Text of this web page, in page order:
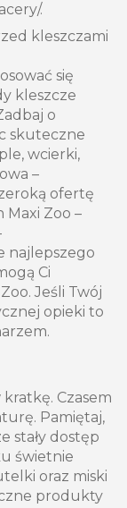
.
kleszczami
się
kleszcze
o
skuteczne
wcierki,
–
ofertę
Zoo –
najlepszego
Ci
Jeśli Twój
opieki to
Czasem
Pamiętaj,
stały dostęp
świetnie
oraz miski
produkty